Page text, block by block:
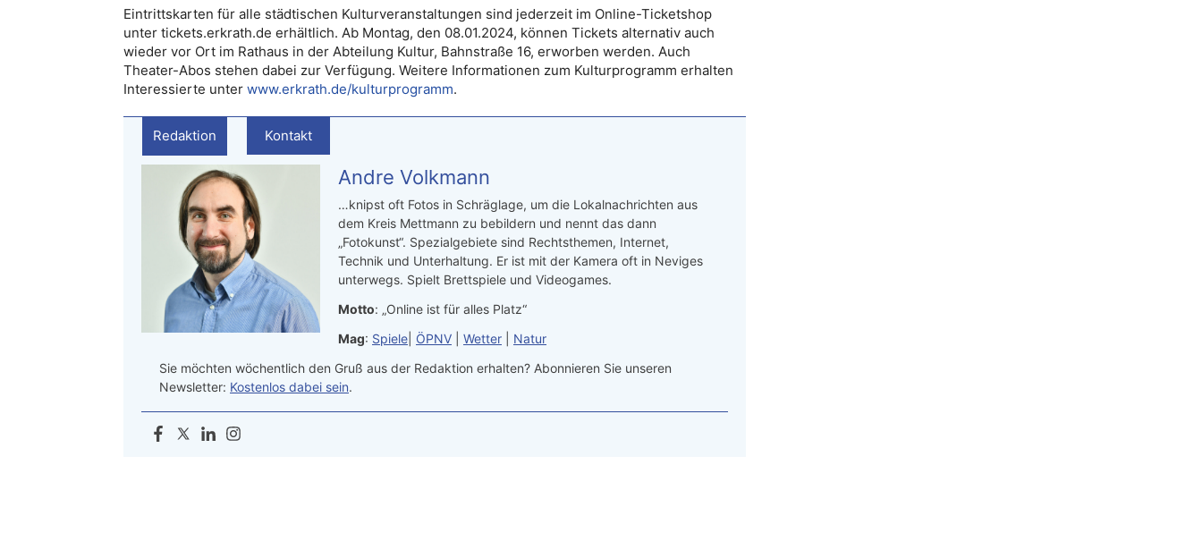
Eintrittskarten für alle städtischen Kulturveranstaltungen sind jederzeit im Online-Ticketshop
unter tickets.erkrath.de erhältlich. Ab Montag, den 08.01.2024, können Tickets alternativ auch
wieder vor Ort im Rathaus in der Abteilung Kultur, Bahnstraße 16, erworben werden. Auch
Theater-Abos stehen dabei zur Verfügung. Weitere Informationen zum Kulturprogramm erhalten
Interessierte unter www.erkrath.de/kulturprogramm.
Redaktion Kontakt
Andre Volkmann
…knipst oft Fotos in Schräglage, um die Lokalnachrichten aus
dem Kreis Mettmann zu bebildern und nennt das dann
„Fotokunst“. Spezialgebiete sind Rechtsthemen, Internet,
Technik und Unterhaltung. Er ist mit der Kamera oft in Neviges
unterwegs. Spielt Brettspiele und Videogames.
Motto: „Online ist für alles Platz“
Mag: Spiele ÖPNV Wetter
Natur
Sie möchten wöchentlich den Gruß aus der Redaktion erhalten? Abonnieren Sie unseren
Newsletter: Kostenlos dabei sein.